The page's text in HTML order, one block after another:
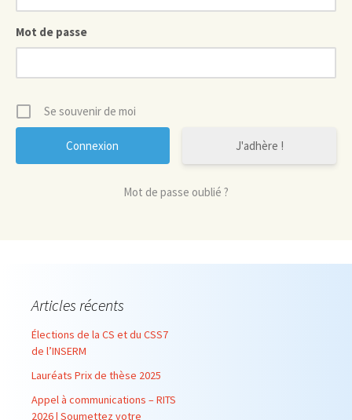
Mot de passe
Se souvenir de moi
J'adhère !
Mot de passe oublié ?
Articles récents
Élections de la CS et du CSS7
de l’INSERM
Lauréats Prix de thèse 2025
Appel à communications – RITS
2026 | Soumettez votre